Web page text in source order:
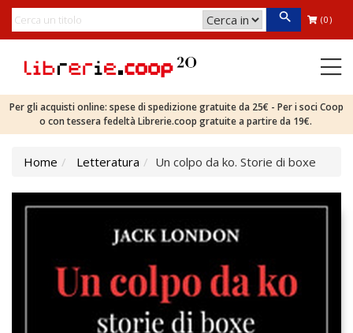
(0)
Per gli acquisti online: spese di spedizione gratuite da 25€ - Per i soci Coop
o con tessera fedeltà Librerie.coop gratuite a partire da 19€.
Home Letteratura Un colpo da ko. Storie di boxe